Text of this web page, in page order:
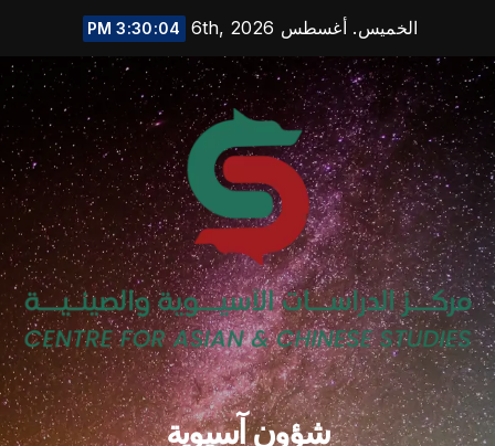
content
الخميس. أغسطس 6th, 2026 3:30:05 PM
شؤون آسيوية